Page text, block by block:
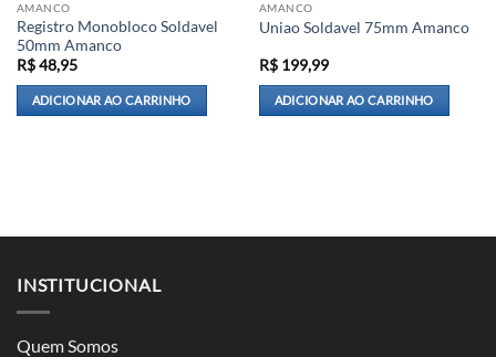
AMANCO
Registro Monobloco Soldavel
50mm Amanco
R$48,95
ADICIONAR AO CARRINHO
AMANCO
Uniao Soldavel 75mm Amanco
R$199,99
ADICIONAR AO CARRINHO
INSTITUCIONAL
Quem Somos